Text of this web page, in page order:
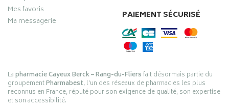
Mes favoris
Ma messagerie
PAIEMENT SÉCURISÉ
Lapharmacie Cayeux Berck – Rang-du-Fliersfait désormais partie du
groupementPharmabest, l’un des réseaux de pharmacies les plus
reconnus en France, réputé pour son exigence de qualité, son expertise
et son accessibilité.